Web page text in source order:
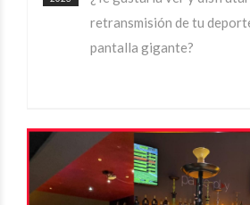
retransmisión de tu
pantalla gigante?